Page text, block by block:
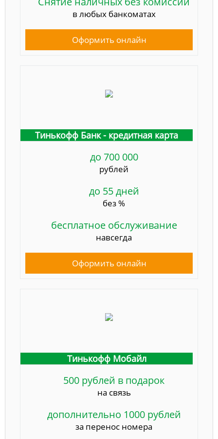
в любых банкоматах
Оформить онлайн
Тинькофф Банк - кредитная карта
до 700 000
рублей
до 55 дней
без %
бесплатное обслуживание
навсегда
Оформить онлайн
Тинькофф Мобайл
500 рублей в подарок
на связь
дополнительно 1000 рублей
за перенос номера